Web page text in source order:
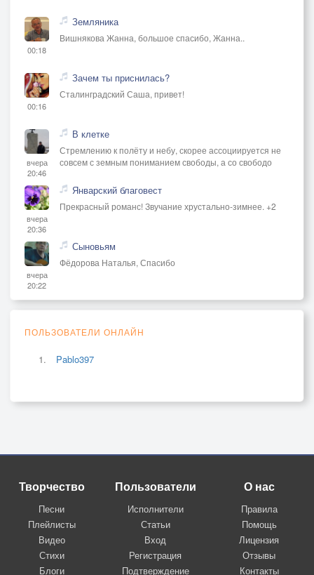
00:18
Земляника
Вишнякова Жанна, большое спасибо, Жанна..
00:16
Зачем ты приснилась?
Сталинградский Саша, привет!
вчера
20:46
В клетке
Стремлению к полёту и небу, скорее ассоциируется не
совсем с земным пониманием свободы, а со свободо
вчера
20:36
Январский благовест
Прекрасный романс! Звучание хрустально-зимнее. +2
вчера
20:22
Сыновьям
Фёдорова Наталья, Спасибо
ПОЛЬЗОВАТЕЛИ ОНЛАЙН
Pablo397
Творчество
Песни
Плейлисты
Видео
Стихи
Блоги
Пользователи
Исполнители
Статьи
Вход
Регистрация
Подтверждение
О нас
Правила
Помощь
Лицензия
Отзывы
Контакты